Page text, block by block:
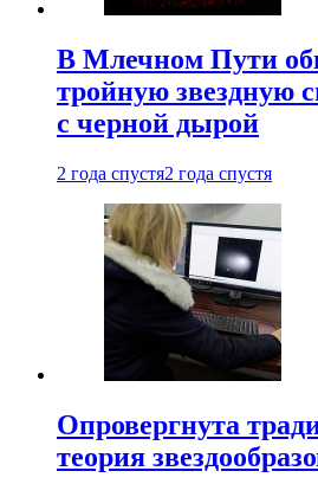
В Млечном Пути
тройную звездную
с черной дырой
2 года спустя2 года спустя
Опровергнута
теория